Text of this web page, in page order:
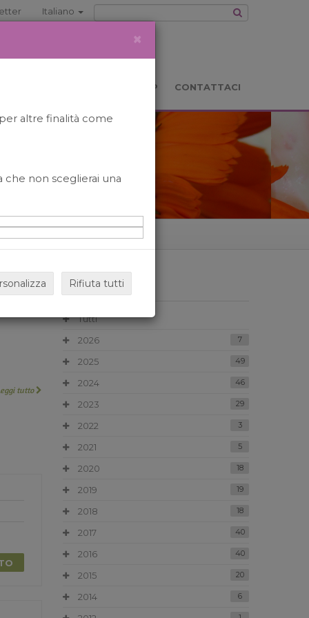
Italiano
BOOKSHOP CONTATTACI
tutto
ARCHIVIO
Tutti
2026
7
2025 49
2024 46
2023 29
2022 3
2021 5
2020 18
2019 19
2018 18
2017 40
2016 40
2015 20
2014 6
×
altre finalità come
che non sceglierai una
Rifiuta tutti